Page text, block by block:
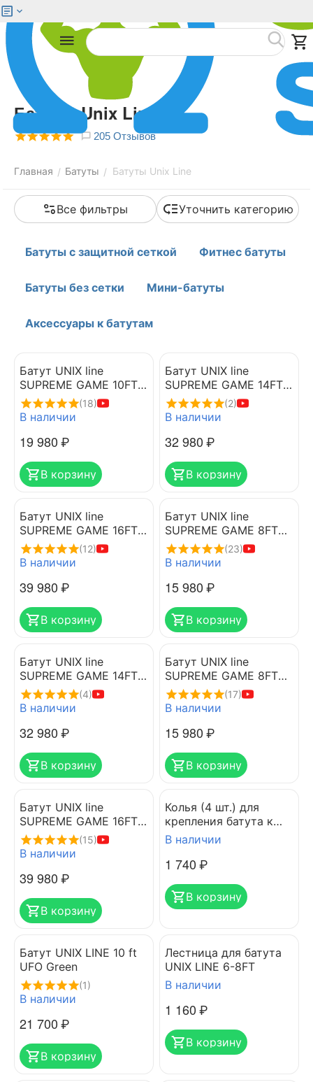
Батуты Unix Line
205 Отзывов
Главная / Батуты / Батуты Unix Line
Все фильтры Уточнить категорию
Батуты с защитной сеткой Фитнес батуты
Батуты без сетки Мини-батуты
Аксессуары к батутам
Батут UNIX line
SUPREME GAME 10FT
(blue)
(18)
В наличии
19 980₽
В корзину
Батут UNIX line
SUPREME GAME 14FT
(blue)
(2)
В наличии
32 980₽
В корзину
Батут UNIX line
SUPREME GAME 16FT
(blue)
(12)
В наличии
39 980₽
В корзину
Батут UNIX line
SUPREME GAME 8FT
(blue)
(23)
В наличии
15 980₽
В корзину
Батут UNIX line
SUPREME GAME 14FT
(green)
(4)
В наличии
32 980₽
В корзину
Батут UNIX line
SUPREME GAME 8FT
(green)
(17)
В наличии
15 980₽
В корзину
Батут UNIX line
SUPREME GAME 16FT
(green)
(15)
В наличии
39 980₽
В корзину
Колья (4 шт.) для
крепления батута к
земле UNIX
В наличии
1 740₽
В корзину
Батут UNIX LINE 10 ft
UFO Green
(1)
В наличии
21 700₽
В корзину
Лестница для батута
UNIX LINE 6-8FT
В наличии
1 160₽
В корзину
Меню Найти